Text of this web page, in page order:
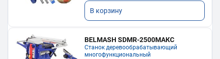
В корзину
BELMASH SDMR-2500МАКС
Станок деревообрабатывающий
многофункциональный